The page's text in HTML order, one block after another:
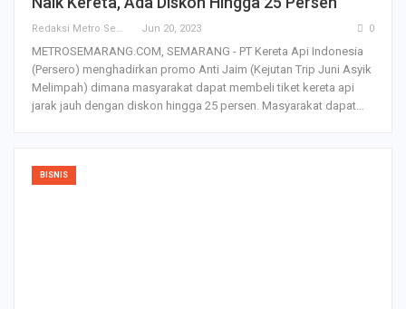
Redaksi Metro Semarang Jun 20, 2023 0
METROSEMARANG.COM, SEMARANG - PT Kereta Api Indonesia
(Persero) menghadirkan promo Anti Jaim (Kejutan Trip Juni Asyik
Melimpah) dimana masyarakat dapat membeli tiket kereta api
jarak jauh dengan diskon hingga 25 persen. Masyarakat dapat…
BISNIS